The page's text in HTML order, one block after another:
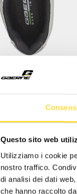
Questo sito web
Utilizziamo i cookie
nostro traffico.
di analisi dei dati
che hanno raccolto